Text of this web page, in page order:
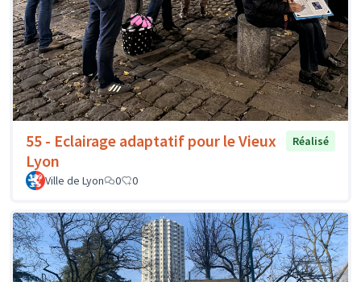
55 - Eclairage adaptatif pour le Vieux
Lyon
Réalisé
Ville de Lyon 0 0